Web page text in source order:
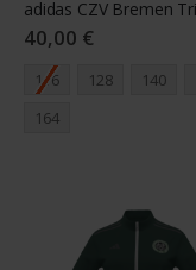
40,00 €
116 128 140
164